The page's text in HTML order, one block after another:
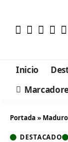
Inicio
Portada »
DESTACADO